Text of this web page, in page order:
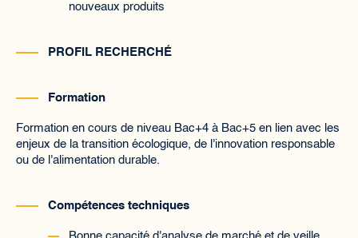
nouveaux produits
PROFIL RECHERCHÉ
Formation
Formation en cours de niveau Bac+4 à Bac+5 en lien avec les
enjeux de la transition écologique, de l'innovation responsable
ou de l'alimentation durable.
Compétences techniques